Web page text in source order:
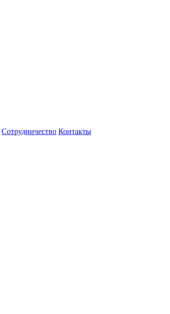
Сотрудничество Контакты